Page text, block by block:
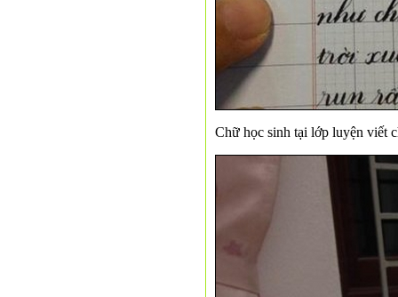
Chữ học sinh tại lớp luyện viết